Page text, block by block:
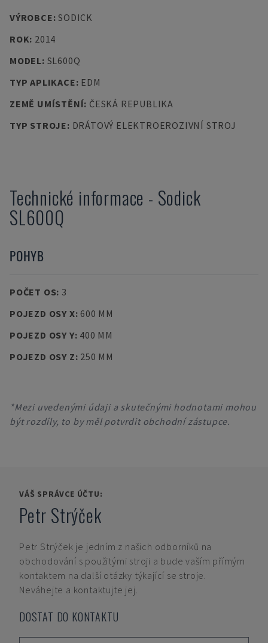
VÝROBCE:SODICK
ROK: 2014
MODEL: SL600Q
TYP APLIKACE: EDM
ZEMĚ UMÍSTĚNÍ: ČESKÁ REPUBLIKA
TYP STROJE: DRÁTOVÝ ELEKTROEROZIVNÍ STROJ
Technické informace - Sodick
SL600Q
POHYB
POČET OS: 3
POJEZD OSY X: 600 MM
POJEZD OSY Y: 400 MM
POJEZD OSY Z: 250 MM
*Mezi uvedenými údaji a skutečnými hodnotami mohou
být rozdíly, to by měl potvrdit obchodní zástupce.
VÁŠ SPRÁVCE ÚČTU:
Petr Strýček
Petr Strýček je jedním z našich odborníků na
obchodování s použitými stroji a bude vaším přímým
kontaktem na další otázky týkající se stroje.
Neváhejte a kontaktujte jej.
DOSTAT DO KONTAKTU